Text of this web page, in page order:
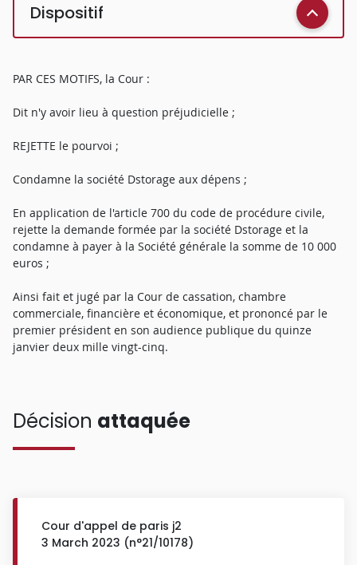
Dispositif
PAR CES MOTIFS, la Cour :
Dit n'y avoir lieu à question préjudicielle ;
REJETTE le pourvoi ;
Condamne la société Dstorage aux dépens ;
En application de l'article 700 du code de procédure civile,
rejette la demande formée par la société Dstorage et la
condamne à payer à la Société générale la somme de 10 000
euros ;
Ainsi fait et jugé par la Cour de cassation, chambre
commerciale, financière et économique, et prononcé par le
premier président en son audience publique du quinze
janvier deux mille vingt-cinq.
Décision attaquée
Cour d'appel de paris j2
3 March 2023 (n°21/10178)